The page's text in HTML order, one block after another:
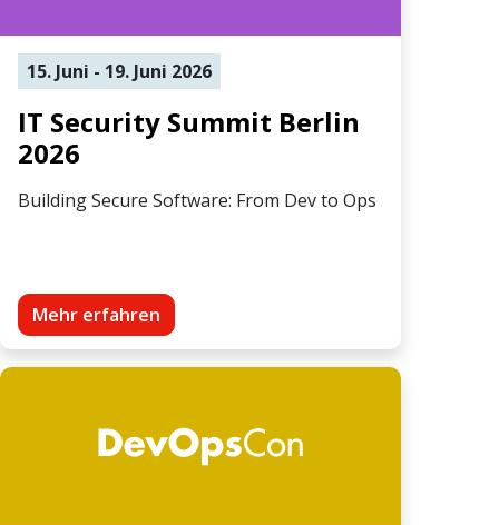
15. Juni - 19. Juni 2026
IT Security Summit Berlin
2026
Building Secure Software: From Dev to Ops
Mehr erfahren